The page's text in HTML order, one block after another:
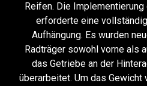
Reifen. Die
erforderte eine
Aufhängung. Es wurden
Radträger sowohl vorne als
das Getriebe an der
überarbeitet. Um das Gewicht